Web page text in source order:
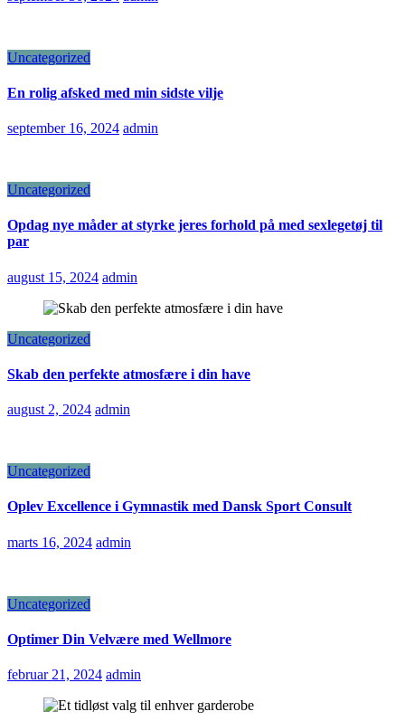
Uncategorized
En rolig afsked med min sidste vilje
september 16, 2024 admin
Uncategorized
Opdag nye måder at styrke jeres forhold på med sexlegetøj til
par
august 15, 2024 admin
Uncategorized
Skab den perfekte atmosfære i din have
august 2, 2024 admin
Uncategorized
Oplev Excellence i Gymnastik med Dansk Sport Consult
marts 16, 2024 admin
Uncategorized
Optimer Din Velvære med Wellmore
februar 21, 2024 admin